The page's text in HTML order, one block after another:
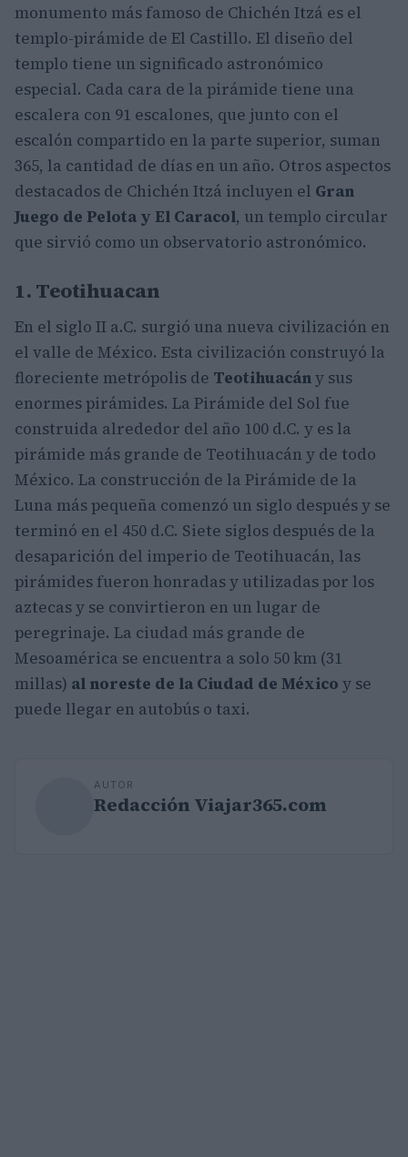
monumento más famoso de Chichén Itzá es el
templo-pirámide de El Castillo. El diseño del
templo tiene un significado astronómico
especial. Cada cara de la pirámide tiene una
escalera con 91 escalones, que junto con el
escalón compartido en la parte superior, suman
365, la cantidad de días en un año. Otros aspectos
destacados de Chichén Itzá incluyen el Gran
Juego de Pelota y El Caracol, un templo circular
que sirvió como un observatorio astronómico.
1. Teotihuacan
En el siglo II a.C. surgió una nueva civilización en
el valle de México. Esta civilización construyó la
floreciente metrópolis de Teotihuacány sus
enormes pirámides. La Pirámide del Sol fue
construida alrededor del año 100 d.C. y es la
pirámide más grande de Teotihuacán y de todo
México. La construcción de la Pirámide de la
Luna más pequeña comenzó un siglo después y se
terminó en el 450 d.C. Siete siglos después de la
desaparición del imperio de Teotihuacán, las
pirámides fueron honradas y utilizadas por los
aztecas y se convirtieron en un lugar de
peregrinaje. La ciudad más grande de
Mesoamérica se encuentra a solo 50 km (31
millas) al noreste de la Ciudad de México y se
puede llegar en autobús o taxi.
AUTOR
Redacción Viajar365.com